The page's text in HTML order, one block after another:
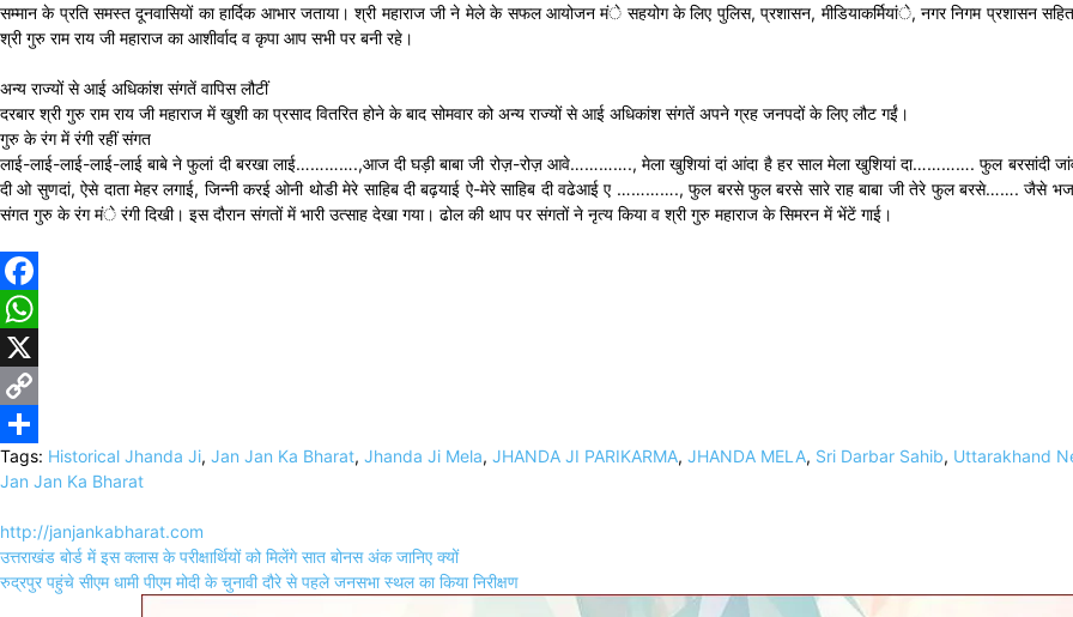
सम्मान के प्रति समस्त दूनवासियों का हार्दिक आभार जताया। श्री महाराज जी ने मेले के सफल आयोजन मंे सहयोग के लिए पुलिस, प्रशासन, मीडियाकर्मियांे, नगर निगम प्रशासन
श्री गुरु राम राय जी महाराज का आशीर्वाद व कृपा आप सभी पर बनी रहे।
अन्य राज्यों से आई अधिकांश संगतें वापिस लौटीं
दरबार श्री गुरु राम राय जी महाराज में खुशी का प्रसाद वितरित होने के बाद सोमवार को अन्य राज्यों से आई अधिकांश संगतें अपने ग्रह जनपदों के लिए लौट गईं।
गुरु के रंग में रंगी रहीं संगत
लाई-लाई-लाई-लाई-लाई बाबे ने फुलां दी बरखा लाई………….,आज दी घड़ी बाबा जी रोज़-रोज़ आवे…………., मेला खुशियां दां आंदा है हर साल मेला खुशियां दा…………. फुल बरसांदी
दी ओ सुणदां, ऐसे दाता मेहर लगाई, जिन्नी करई ओनी थोडी मेरे साहिब दी बढ़याई ऐ-मेरे साहिब दी वढेआई ए …………., फुल बरसे फुल बरसे सारे राह बाबा जी तेरे फुल बरसे……. जैसे
संगत गुरु के रंग मंे रंगी दिखी। इस दौरान संगतों में भारी उत्साह देखा गया। ढोल की थाप पर संगतों ने नृत्य किया व श्री गुरु महाराज के सिमरन में भेंटें गाई।
Facebook
WhatsApp
X
Copy
Link
Share
Tags: Historical Jhanda Ji, Jan Jan Ka Bharat, Jhanda Ji Mela, JHANDA JI PARIKARMA, JHANDA MELA, Sri Darbar Sahib, Uttarakhand
Jan Jan Ka Bharat
http://janjankabharat.com
Post
navigation
उत्तराखंड बोर्ड में इस क्लास के परीक्षार्थियों को मिलेंगे सात बोनस अंक जानिए क्यों
रुद्रपुर पहुंचे सीएम धामी पीएम मोदी के चुनावी दौरे से पहले जनसभा स्थल का किया निरीक्षण